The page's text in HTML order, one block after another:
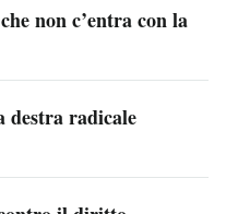
non c’entra con la
destra radicale